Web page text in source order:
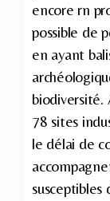
encore rn
possible de
en ayant
biodiversité.
78 sites
le délai de
susceptibles